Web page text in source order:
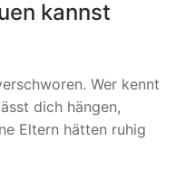
kannst
Wer kennt
dich hängen,
Eltern hätten ruhig